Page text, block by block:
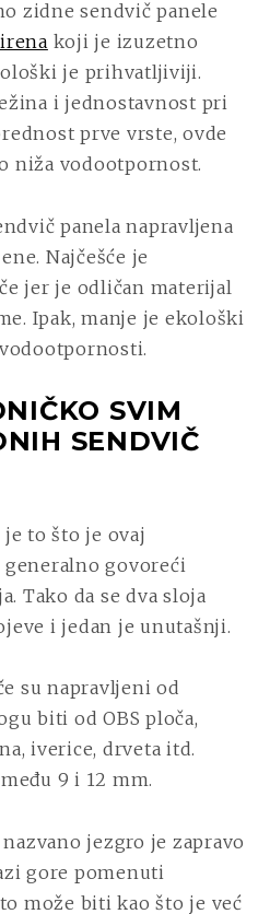
zidne sendvič panele
koji je izuzetno
je prihvatljiviji.
i jednostavnost pri
prve vrste, ovde
niža vodootpornost.
panela napravljena
Najčešće je
jer je odličan materijal
Ipak, manje je ekološki
SVIM
SENDVIČ
to što je ovaj
govoreći
Tako da se dva sloja
i jedan je unutašnji.
su napravljeni od
biti od OBS ploča,
iverice, drveta itd.
9 i 12 mm.
jezgro je zapravo
gore pomenuti
može biti kao što je već